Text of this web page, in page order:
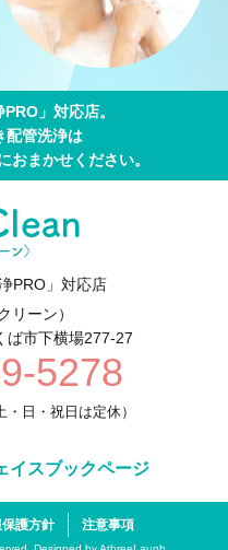
」対応店。
配管洗浄は
まかせください。
PRO」対応店
リーン）
ば市下横場277-27
5278
日・祝日は定休）
イスブックページ
護方針 注意事項